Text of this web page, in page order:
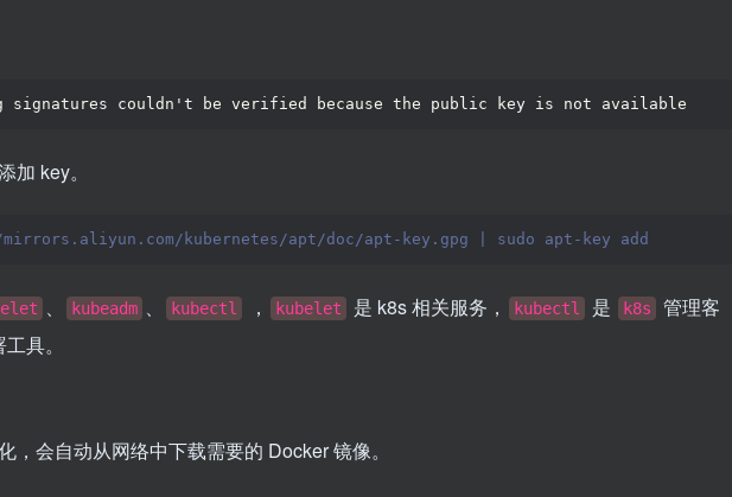
signatures couldn't be verified because the public key is not available
加 key。
kubernetes/apt/doc/apt-key.gpg | sudo apt-key add
、 kubeadm 、 kubectl ， kubelet 是 k8s 相关服务， kubectl 是 k8s
管理客
具。
，会自动从网络中下载需要的 Docker 镜像。